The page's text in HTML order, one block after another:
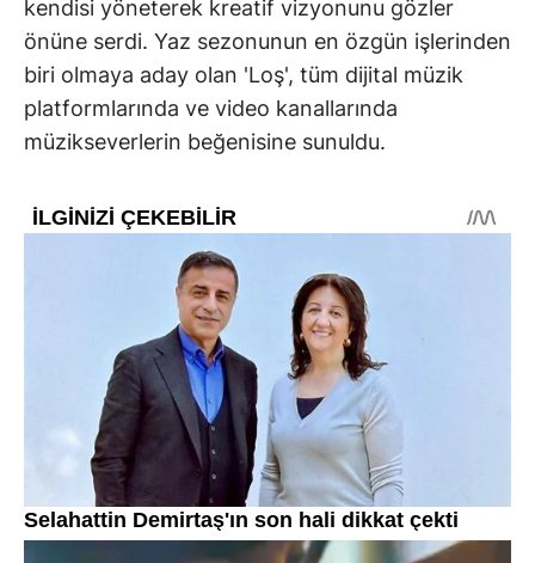
kendisi yöneterek kreatif vizyonunu gözler
önüne serdi. Yaz sezonunun en özgün işlerinden
biri olmaya aday olan 'Loş', tüm dijital müzik
platformlarında ve video kanallarında
müzikseverlerin beğenisine sunuldu.